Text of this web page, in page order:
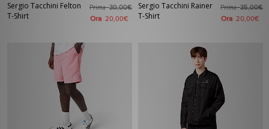
Sergio Tacchini Felton
T-Shirt
Prima30,00€
Ora 20,00€
Sergio Tacchini Rainer
T-Shirt
Prima35,00€
Ora 20,00€